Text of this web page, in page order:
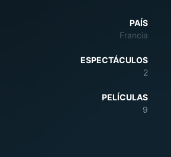
PAÍS
Francia
ESPECTÁCULOS
2
PELÍCULAS
9